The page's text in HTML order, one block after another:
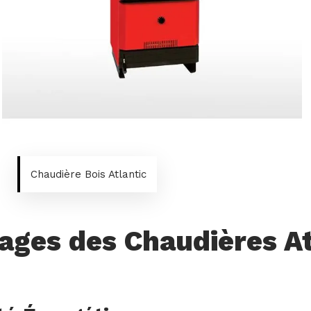
Chaudière Bois Atlantic
des Chaudières